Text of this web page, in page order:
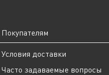
Покупателям
Условия доставки
Часто задаваемые вопросы